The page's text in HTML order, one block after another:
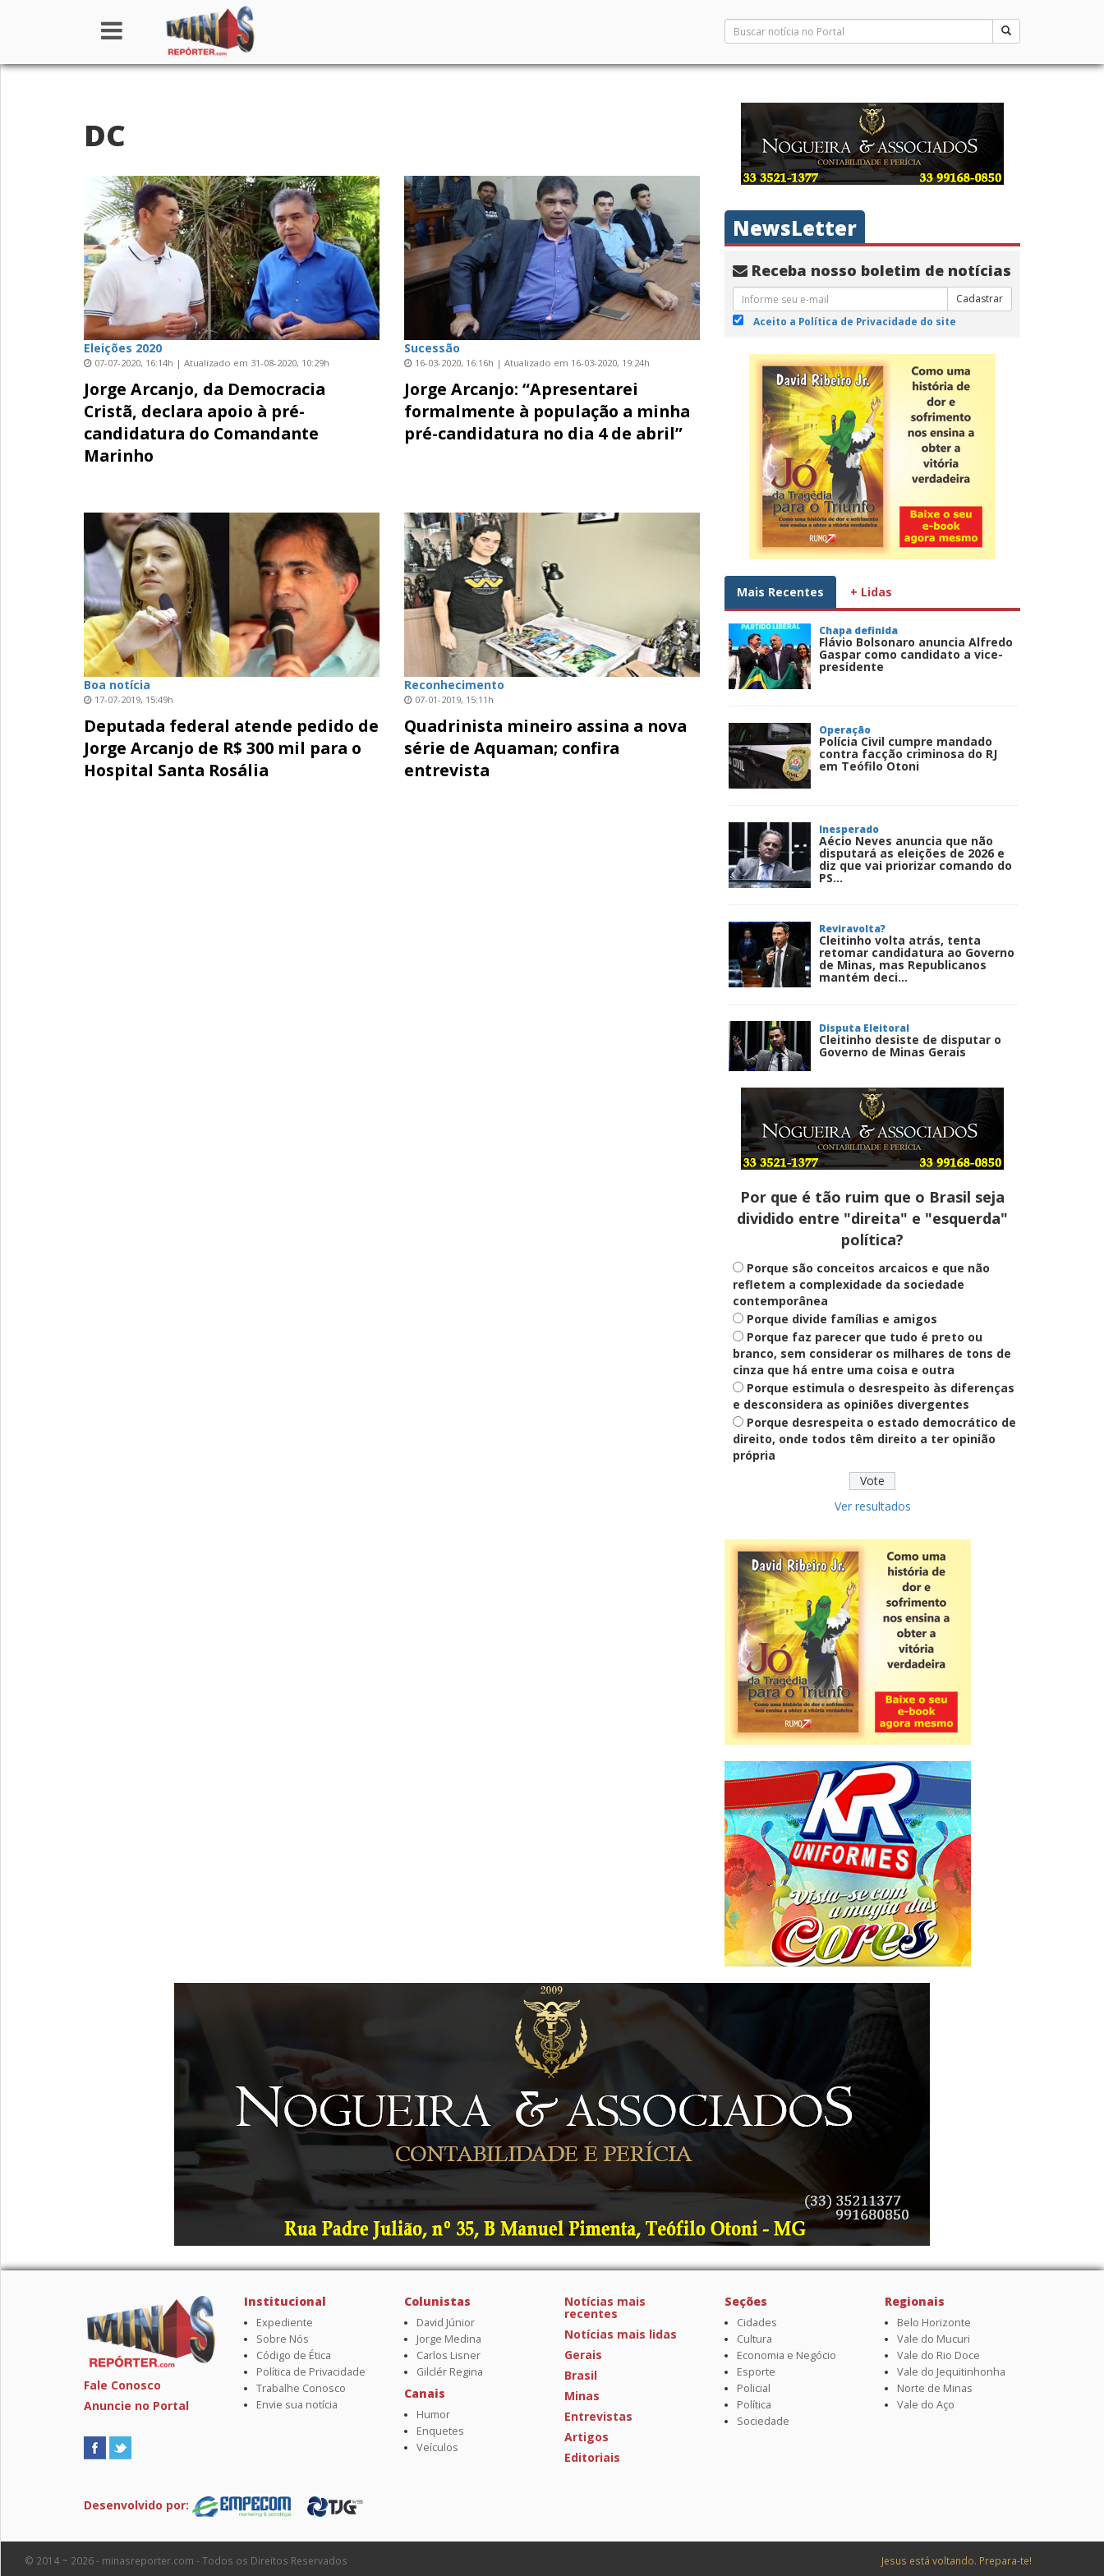
Institucional
Colunistas
DC
Eleições 2020
07-07-2020, 16:14h | Atualizado em 31-08-2020, 10:29h
Jorge Arcanjo, da Democracia
Cristã, declara apoio à pré-
candidatura do Comandante
Marinho
Sucessão
16-03-2020, 16:16h | Atualizado em 16-03-2020, 19:24h
Jorge Arcanjo: “Apresentarei
formalmente à população a minha
pré-candidatura no dia 4 de abril”
Boa notícia
17-07-2019, 15:49h
Deputada federal atende pedido de
Jorge Arcanjo de R$ 300 mil para o
Hospital Santa Rosália
Reconhecimento
07-01-2019, 15:11h
Quadrinista mineiro assina a nova
série de Aquaman; confira
entrevista
NewsLetter
Receba nosso boletim de notícias
Cadastrar
Aceito a Política de Privacidade do site
Mais Recentes + Lidas
Chapa definida
Flávio Bolsonaro anuncia Alfredo
Gaspar como candidato a vice-
presidente
Operação
Polícia Civil cumpre mandado
contra facção criminosa do RJ
em Teófilo Otoni
Inesperado
Aécio Neves anuncia que não
disputará as eleições de 2026 e
diz que vai priorizar comando do
PS...
Reviravolta?
Cleitinho volta atrás, tenta
retomar candidatura ao Governo
de Minas, mas Republicanos
mantém deci...
Disputa Eleitoral
Cleitinho desiste de disputar o
Governo de Minas Gerais
Entenda
Pix Pensão Alimentícia: entenda
o que é e como solicitar
Saúde Mental
Plataforma oferece escuta em
saúde mental para jovens no SUS
Digital
Definido
PT lança Patrus Ananias como
candidato ao governo de Minas
Gerais
Educação
Fies: pré-selecionados têm até
terça para complementar
CNPJ alfanumérico começa a ser
emitido nesta sexta
ver todas »
Por que é tão ruim que o Brasil seja
dividido entre "direita" e "esquerda"
política?
Porque são conceitos arcaicos e que não
refletem a complexidade da sociedade
contemporânea
Porque divide famílias e amigos
Porque faz parecer que tudo é preto ou
branco, sem considerar os milhares de tons de
cinza que há entre uma coisa e outra
Porque estimula o desrespeito às diferenças
e desconsidera as opiniões divergentes
Porque desrespeita o estado democrático de
direito, onde todos têm direito a ter opinião
própria
Ver resultados
Fale Conosco
Anuncie no Portal
Institucional
Expediente
Sobre Nós
Código de Ética
Política de Privacidade
Trabalhe Conosco
Envie sua notícia
Colunistas
David Júnior
Jorge Medina
Carlos Lisner
Gilclér Regina
Canais
Humor
Enquetes
Veículos
Notícias mais
recentes
Notícias mais lidas
Gerais
Brasil
Minas
Entrevistas
Artigos
Editoriais
Seções
Cidades
Cultura
Economia e Negócio
Esporte
Policial
Política
Sociedade
Regionais
Belo Horizonte
Vale do Mucuri
Vale do Rio Doce
Vale do Jequitinhonha
Norte de Minas
Vale do Aço
Desenvolvido por:
© 2014 ~ 2026 - minasreporter.com - Todos os Direitos Reservados Jesus está voltando. Prepara-te!